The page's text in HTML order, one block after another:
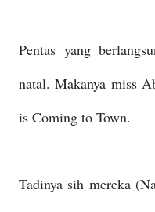
Pentas yang
natal. Makanya miss
is Coming to Town.
Tadinya sih mereka